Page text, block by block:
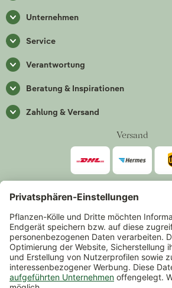
Unternehmen
Service
Verantwortung
Beratung & Inspirationen
Zahlung & Versand
Versand
Zahlarten
*Alle Preise inkl. gesetzlicher
Mindestbestellwert 14,90 €,
Events.